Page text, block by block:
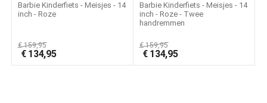
Barbie Kinderfiets - Meisjes - 14
inch - Roze
€159,95
€ 134,95
Barbie Kinderfiets - Meisjes - 14
inch - Roze - Twee
handremmen
€159,95
€ 134,95